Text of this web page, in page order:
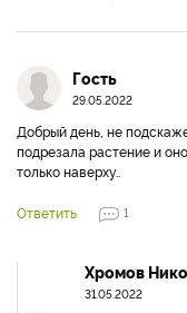
Гость
29.05.2022
Добрый день, не
подрезала растение и
только наверху..
Ответить 1
Хромов
31.05.2022